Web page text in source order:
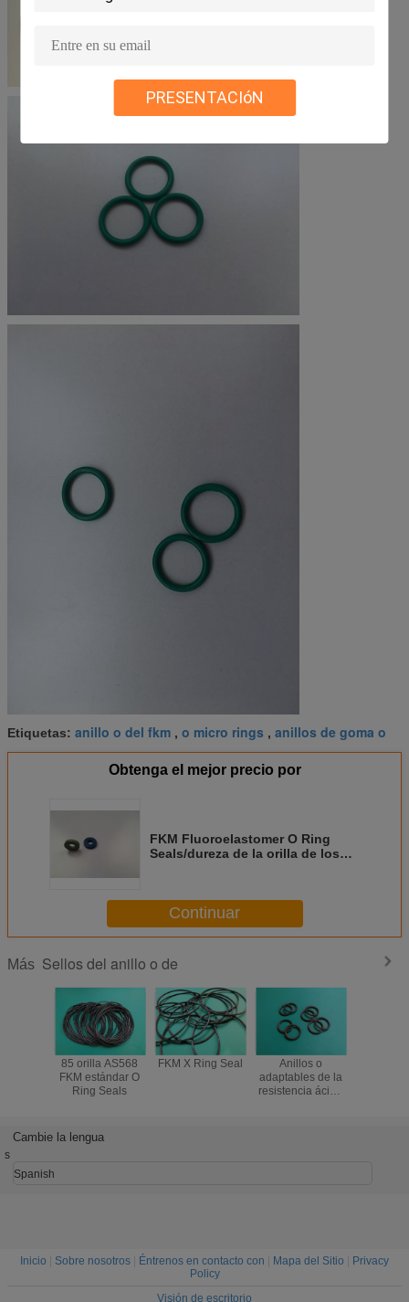
PRESENTACIóN
Etiquetas: anillo o del fkm , o micro rings , anillos de goma o
Obtenga el mejor precio por
FKM Fluoroelastomer O Ring
Seals/dureza de la orilla de los
Continuar
Más Sellos del anillo o de
85 orilla AS568
FKM estándar O
Ring Seals
FKM X Ring Seal
Anillos o
adaptables de la
resistencia ácida
Cambie la lengua
s
Spanish
Inicio Sobre nosotros Éntrenos en contacto con Mapa del Sitio
Privacy
Policy
Visión de escritorio